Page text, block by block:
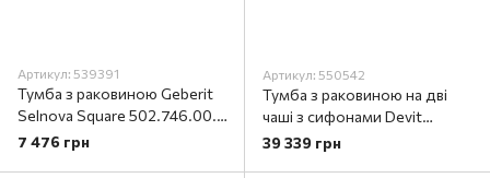
Артикул: 539391
Тумба з раковиною Geberit
Selnova Square 502.746.00.1
підвісна білий глянець
7 476 грн
Артикул: 550542
Тумба з раковиною на дві
чаші з сифонами Devit
QUADRA 083120W, 120 см,
39 339 грн